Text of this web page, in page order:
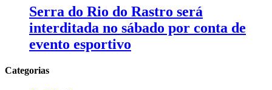
Serra do Rio do Rastro será
interditada no sábado por conta de
evento esportivo
Categorias